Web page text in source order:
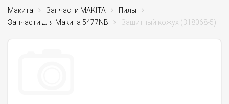
Макита Запчасти MAKITA
Пилы
Запчасти для Макита 5477NB
Защитный кожух (318068-5)